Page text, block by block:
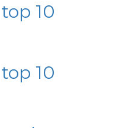
10
10